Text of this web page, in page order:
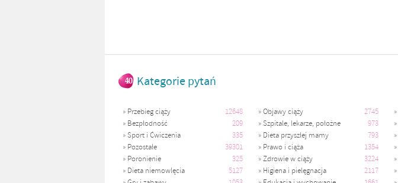
Kategorie pytań
» Przebieg ciąży 12648 »Objawy ciąży 2745 »
» Bezpłodność 209 »Szpitale, lekarze, położne 973 »
»Sport i Ćwiczenia 335 » Dieta przyszłej mamy 793 »
» Pozostałe 39301 » Prawo i ciąża 1354 »
» Poronienie 325 »Zdrowie w ciąży 3224 »
» Dieta niemowlęcia 5127 » Higiena i pielęgnacja 2117 »